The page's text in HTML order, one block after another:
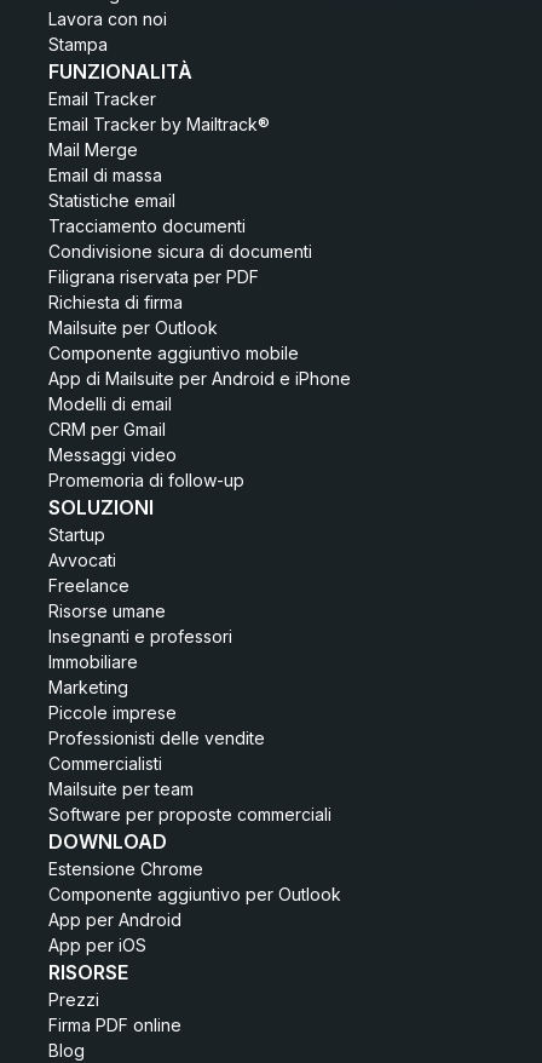
Lavora con noi
Stampa
FUNZIONALITÀ
Email Tracker
Email Tracker by Mailtrack®
Mail Merge
Email di massa
Statistiche email
Tracciamento documenti
Condivisione sicura di documenti
Filigrana riservata per PDF
Richiesta di firma
Mailsuite per Outlook
Componente aggiuntivo mobile
App di Mailsuite per Android e iPhone
Modelli di email
CRM per Gmail
Messaggi video
Promemoria di follow-up
SOLUZIONI
Startup
Avvocati
Freelance
Risorse umane
Insegnanti e professori
Immobiliare
Marketing
Piccole imprese
Professionisti delle vendite
Commercialisti
Mailsuite per team
Software per proposte commerciali
DOWNLOAD
Estensione Chrome
Componente aggiuntivo per Outlook
App per Android
App per iOS
RISORSE
Prezzi
Firma PDF online
Blog